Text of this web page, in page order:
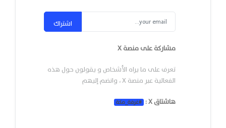
اشتراك
مشاركة على منصة X
تعرف على ما يراه الأشخاص و يقولون حول هذه
الفعالية عبر منصة X ، وانضم إليهم
هاشتاق X :
#غرفة_مكة